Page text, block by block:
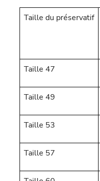
Taille du préservatif
Taille 47
Taille 49
Taille 53
Taille 57